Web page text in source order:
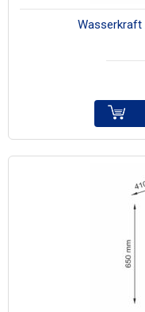
Wasserkraft